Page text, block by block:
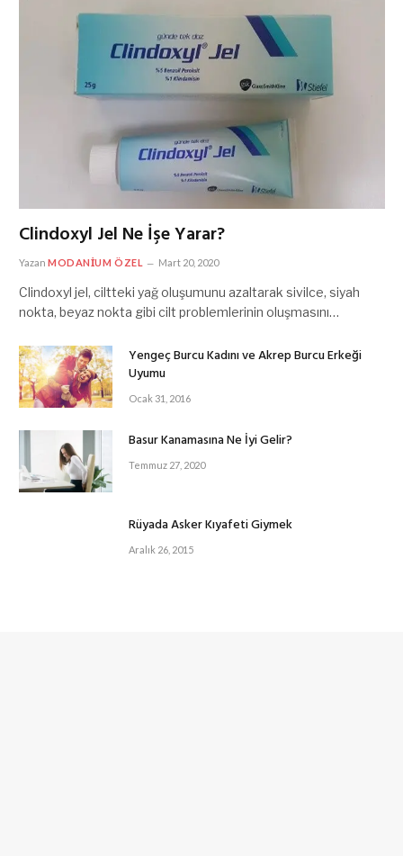
Clindoxyl Jel Ne İşe Yarar?
Yazan MODANIUM ÖZEL Mart 20, 2020
Clindoxyl jel, ciltteki yağ oluşumunu azaltarak sivilce, siyah
nokta, beyaz nokta gibi cilt problemlerinin oluşmasını…
Yengeç Burcu Kadını ve Akrep Burcu Erkeği
Uyumu
Ocak 31, 2016
Basur Kanamasına Ne İyi Gelir?
Temmuz 27, 2020
Rüyada Asker Kıyafeti Giymek
Aralık 26, 2015